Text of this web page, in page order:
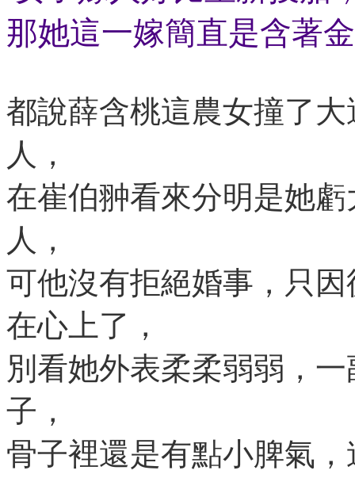
那她這一嫁簡直是含著
都說薛含桃這農女撞了
人，
在崔伯翀看來分明是她
人，
可他沒有拒絕婚事，只
在心上了，
別看她外表柔柔弱弱，
子，
骨子裡還是有點小脾氣